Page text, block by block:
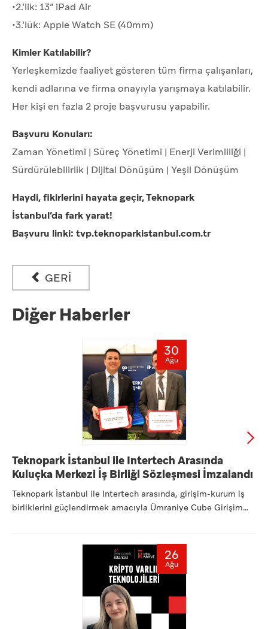
•2.’lik: 13” iPad Air
•3.’lük: Apple Watch SE (40mm)
Kimler Katılabilir?
Yerleşkemizde faaliyet gösteren tüm firma çalışanları,
kendi adlarına ve firma onayıyla yarışmaya katılabilir.
Her kişi en fazla 2 proje başvurusu yapabilir.
Başvuru Konuları:
Zaman Yönetimi | Süreç Yönetimi | Enerji Verimliliği |
Sürdürülebilirlik | Dijital Dönüşüm | Yeşil Dönüşüm
Haydi, fikirlerini hayata geçir, Teknopark
İstanbul’da fark yarat!
Başvuru linki: tvp.teknoparkistanbul.com.tr
GERİ
Diğer Haberler
30
Ağu
Teknopark İstanbul ile Intertech Arasında
Kuluçka Merkezi İş Birliği Sözleşmesi İmzalandı
Teknopark İstanbul ile Intertech arasında, girişim-kurum iş
birliklerini güçlendirmek amacıyla Ümraniye Cube Girişim
26
Ağu